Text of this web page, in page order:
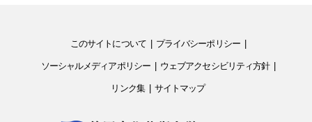
このサイトについて プライバシーポリシー
ソーシャルメディアポリシー ウェブアクセシビリティ方針
リンク集 サイトマップ